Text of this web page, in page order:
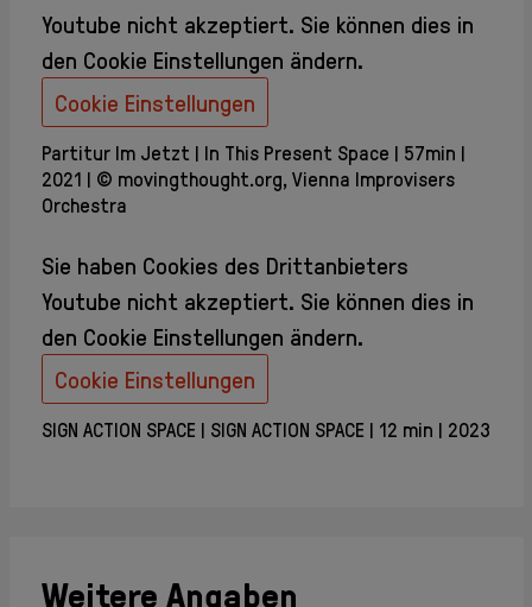
Youtube nicht akzeptiert. Sie können dies in
den Cookie Einstellungen ändern.
Cookie Einstellungen
Partitur Im Jetzt In This Present Space
57min
2021
© movingthought.org, Vienna Improvisers
Orchestra
Sie haben Cookies des Drittanbieters
Youtube nicht akzeptiert. Sie können dies in
den Cookie Einstellungen ändern.
Cookie Einstellungen
SIGN ACTION SPACE SIGN ACTION SPACE 12 min 2023
Weitere Angaben